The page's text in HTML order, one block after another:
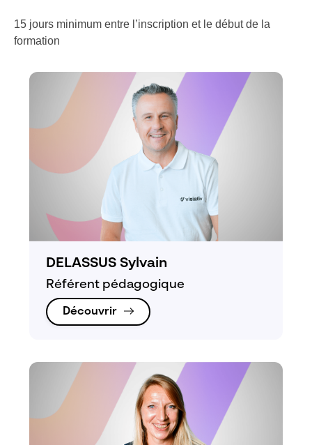
15 jours minimum entre l’inscription et le début de la
formation
DELASSUS Sylvain
Référent pédagogique
Découvrir